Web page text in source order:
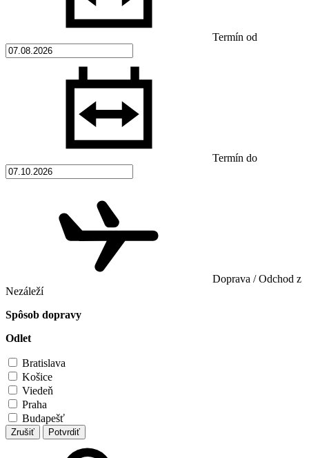
Termín od
Termín do
Doprava / Odchod z
Nezáleží
Spôsob dopravy
Odlet
Bratislava
Košice
Viedeň
Praha
Budapešť
Zrušiť Potvrdiť